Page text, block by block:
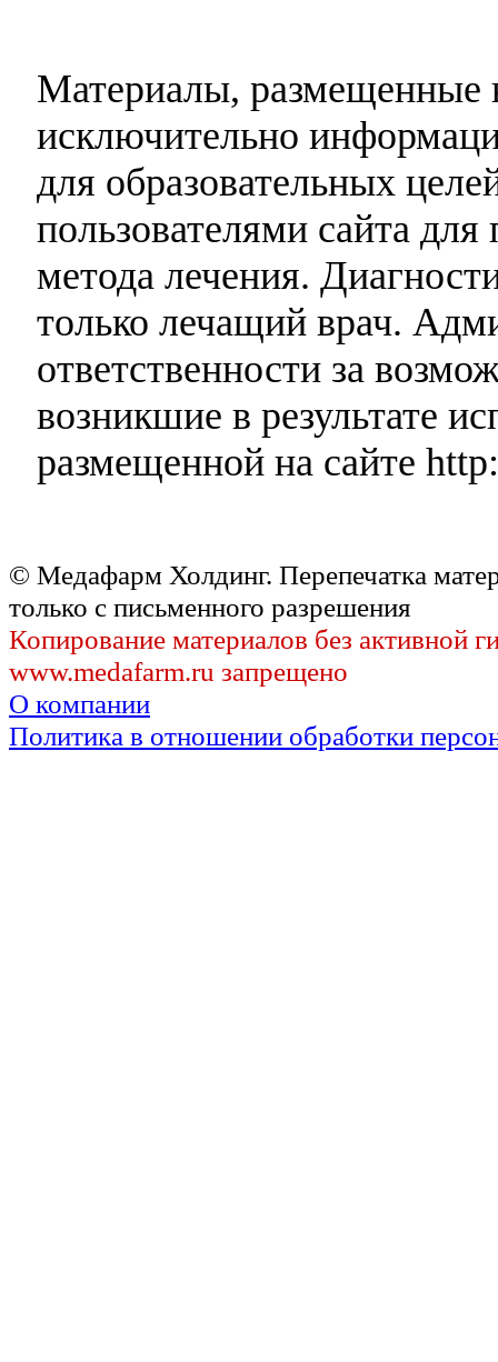
Материалы, размещенные
исключительно
для образовательных
пользователями сайта
метода лечения.
только лечащий врач.
ответственности за
возникшие в результате
размещенной на сайте
© Медафарм Холдинг. Перепечатка
только с письменного разрешения
Копирование материалов без активной
www.medafarm.ru запрещено
О компании
Политика в отношении обработки